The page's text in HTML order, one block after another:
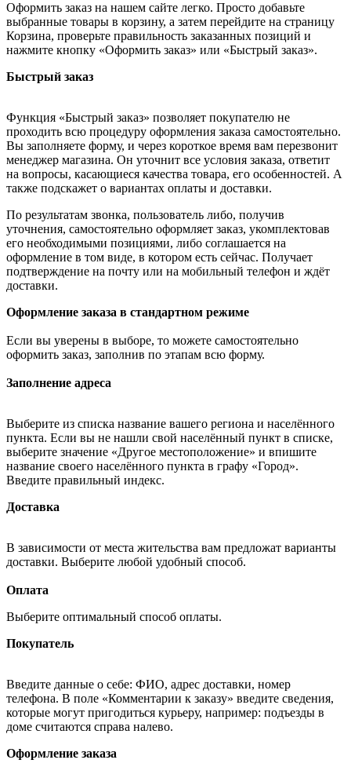
Оформить заказ на нашем сайте легко. Просто добавьте
выбранные товары в корзину, а затем перейдите на страницу
Корзина, проверьте правильность заказанных позиций и
нажмите кнопку «Оформить заказ» или «Быстрый заказ».
Быстрый заказ
Функция «Быстрый заказ» позволяет покупателю не
проходить всю процедуру оформления заказа самостоятельно.
Вы заполняете форму, и через короткое время вам перезвонит
менеджер магазина. Он уточнит все условия заказа, ответит
на вопросы, касающиеся качества товара, его особенностей. А
также подскажет о вариантах оплаты и доставки.
По результатам звонка, пользователь либо, получив
уточнения, самостоятельно оформляет заказ, укомплектовав
его необходимыми позициями, либо соглашается на
оформление в том виде, в котором есть сейчас. Получает
подтверждение на почту или на мобильный телефон и ждёт
доставки.
Оформление заказа в стандартном режиме
Если вы уверены в выборе, то можете самостоятельно
оформить заказ, заполнив по этапам всю форму.
Заполнение адреса
Выберите из списка название вашего региона и населённого
пункта. Если вы не нашли свой населённый пункт в списке,
выберите значение «Другое местоположение» и впишите
название своего населённого пункта в графу «Город».
Введите правильный индекс.
Доставка
В зависимости от места жительства вам предложат варианты
доставки. Выберите любой удобный способ.
Оплата
Выберите оптимальный способ оплаты.
Покупатель
Введите данные о себе: ФИО, адрес доставки, номер
телефона. В поле «Комментарии к заказу» введите сведения,
которые могут пригодиться курьеру, например: подъезды в
доме считаются справа налево.
Оформление заказа